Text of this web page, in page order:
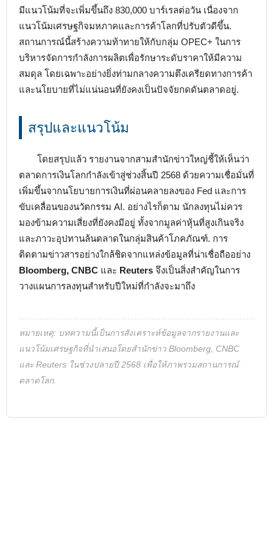
มีแนวโน้มที่จะเพิ่มขึ้นถึง 830,000 บาร์เรลต่อวัน เนื่องจาก
แนวโน้มเศรษฐกิจมหภาคและการค้าโลกที่ปรับตัวดีขึ้น.
สถานการณ์นี้สร้างความท้าทายให้กับกลุ่ม OPEC+ ในการ
บริหารจัดการกำลังการผลิตเพื่อรักษาระดับราคาให้มีความ
สมดุล โดยเฉพาะอย่างยิ่งท่ามกลางความตึงเครียดทางการค้า
และนโยบายที่ไม่แน่นอนที่ยังคงเป็นปัจจัยกดดันตลาดอยู่.
สรุปและแนวโน้ม
โดยสรุปแล้ว รายงานจากสามสำนักข่าวใหญ่ชี้ให้เห็นว่า
ตลาดการเงินโลกกำลังเข้าสู่ช่วงสิ้นปี 2568 ด้วยความเชื่อมั่นที่
เพิ่มขึ้นจากนโยบายการเงินที่ผ่อนคลายลงของ Fed และการ
ขับเคลื่อนของนวัตกรรม AI. อย่างไรก็ตาม นักลงทุนไม่ควร
มองข้ามความเสี่ยงที่ยังคงมีอยู่ ทั้งจากมูลค่าหุ้นที่สูงเกินจริง
และภาวะอุปทานล้นตลาดในกลุ่มสินค้าโภคภัณฑ์. การ
ติดตามข่าวสารอย่างใกล้ชิดจากแหล่งข้อมูลที่น่าเชื่อถืออย่าง
Bloomberg, CNBC และ Reuters จึงเป็นสิ่งสำคัญในการ
วางแผนการลงทุนสำหรับปีใหม่ที่กำลังจะมาถึง
หมายเหตุ: บทความนี้เป็นการสังเคราะห์ข้อมูลจากรายงานและ
แนวโน้มเศรษฐกิจที่นำเสนอโดยสำนักข่าว Bloomberg, CNBC
และ Reuters ในช่วงปลายปี 2568 เพื่อให้ภาพรวมสถานการณ์
ตลาดโลก.